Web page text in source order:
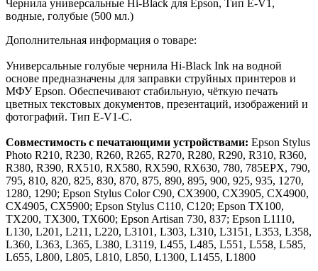
Чернила универсальные Hi-Black для Epson, Тип E-V1,
водные, голубые (500 мл.)
Дополнительная информация о товаре:
Универсальные голубые чернила Hi-Black Ink на водной
основе предназначены для заправки струйных принтеров и
МФУ Epson. Обеспечивают стабильную, чёткую печать
цветных текстовых документов, презентаций, изображений и
фотографий. Тип E-V1-C.
Совместимость с печатающими устройствами: Epson Stylus
Photo R210, R230, R260, R265, R270, R280, R290, R310, R360,
R380, R390, RX510, RX580, RX590, RX630, 780, 785EPX, 790,
795, 810, 820, 825, 830, 870, 875, 890, 895, 900, 925, 935, 1270,
1280, 1290; Epson Stylus Color C90, CX3900, CX3905, CX4900,
CX4905, CX5900; Epson Stylus C110, C120; Epson TX100,
TX200, TX300, TX600; Epson Artisan 730, 837; Epson L1110,
L130, L201, L211, L220, L3101, L303, L310, L3151, L353, L358,
L360, L363, L365, L380, L3119, L455, L485, L551, L558, L585,
L655, L800, L805, L810, L850, L1300, L1455, L1800